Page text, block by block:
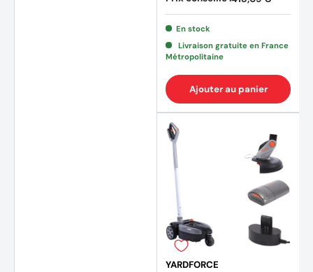
En stock
Livraison gratuite en France
Métropolitaine
Ajouter au panier
YARDFORCE